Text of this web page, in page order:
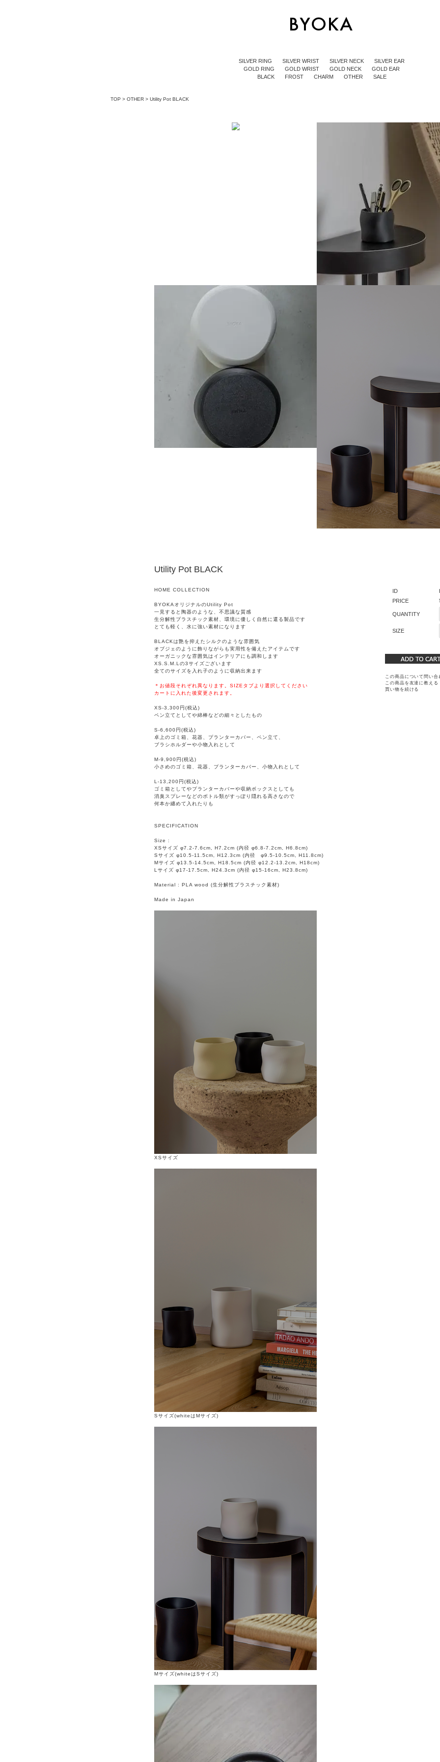
SILVER RING SILVER WRIST SILVER NECK
SILVER EAR
GOLD RING
GOLD WRIST GOLD NECK
GOLD EAR
BLACK
FROST CHARM OTHER SALE
TOP > OTHER > Utility Pot BLACK
Utility Pot BLACK
HOME COLLECTION
BYOKAオリジナルのUtility Pot
一見すると陶器のような、不思議な質感
生分解性プラスチック素材、環境に優しく自然に還る製品です
とても軽く、水に強い素材になります
BLACKは艶を抑えたシルクのような雰囲気
オブジェのように飾りながらも実用性を備えたアイテムです
オーガニックな雰囲気はインテリアにも調和します
XS.S.M.Lの3サイズございます
全てのサイズを入れ子のように収納出来ます
＊お値段それぞれ異なります。SIZEタブより選択してください
カートに入れた後変更されます。
XS-3,300円(税込)
ペン立てとしてや綿棒などの細々としたもの
S-6,600円(税込)
卓上のゴミ箱、花器、プランターカバー、ペン立て、
ブラシホルダーや小物入れとして
M-9,900円(税込)
小さめのゴミ箱、花器、プランターカバー、小物入れとして
L-13,200円(税込)
ゴミ箱としてやプランターカバーや収納ボックスとしても
消臭スプレーなどのボトル類がすっぽり隠れる高さなので
何本か纏めて入れたりも
SPECIFICATION
Size :
XSサイズ φ7.2-7.6cm, H7.2cm (内径 φ6.8-7.2cm, H6.8cm)
Sサイズ φ10.5-11.5cm, H12.3cm (内径 φ9.5-10.5cm, H11.8cm)
Mサイズ φ13.5-14.5cm, H18.5cm (内径 φ12.2-13.2cm, H18cm)
Lサイズ φ17-17.5cm, H24.3cm (内径 φ15-16cm, H23.8cm)
Material : PLA wood (生分解性プラスチック素材)
Made in Japan
XSサイズ
Sサイズ(whiteはMサイズ)
Mサイズ(whiteはSサイズ)
ID
PRICE
QUANTITY
SIZE
この商品について問い合
この商品を友達に教える
買い物を続ける